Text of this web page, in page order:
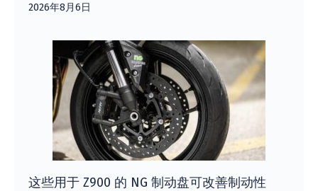
2026年8月6日
这些用于 Z900 的 NG 制动盘可改善制动性